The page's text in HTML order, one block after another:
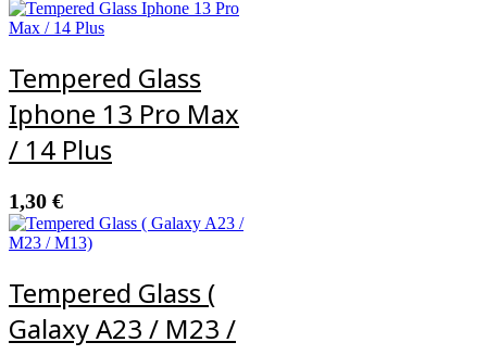
Tempered Glass
Iphone 13 Pro Max
/ 14 Plus
1,30 €
Tempered Glass (
Galaxy A23 / M23 /